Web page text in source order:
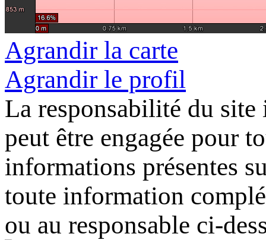
Agrandir la carte
Agrandir le profil
La responsabilité du
peut être engagée pour
informations présentes
toute information
ou au responsable ci-